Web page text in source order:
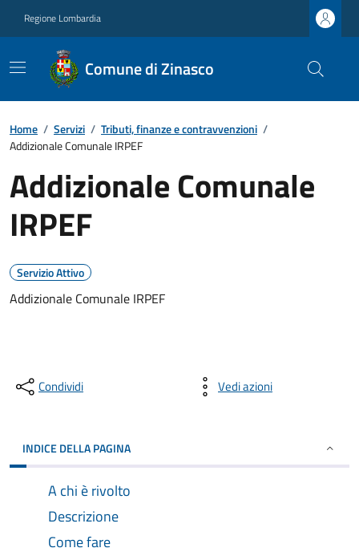
Regione Lombardia
Comune di Zinasco
Home / Servizi / Tributi, finanze e contravvenzioni /
Addizionale Comunale IRPEF
Addizionale Comunale
IRPEF
Servizio Attivo
Addizionale Comunale IRPEF
Condividi Vedi azioni
INDICE DELLA PAGINA
A chi è rivolto
Descrizione
Come fare